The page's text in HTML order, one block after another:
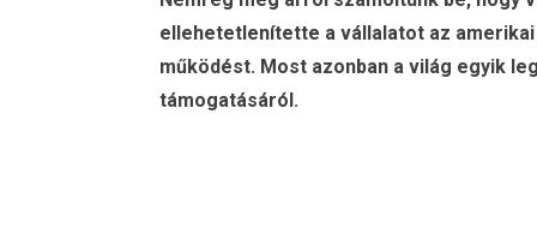
ellehetetlenítette a vállalatot az
működést. Most azonban a világ egyik
támogatásáról.